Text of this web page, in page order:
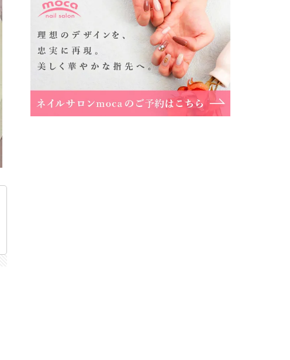
Lee布施店
大阪府東大阪市足代2丁目1-5 モンテノ
ーム布施1F
06-6748-0778
大阪府枚方市岡東町18-15 キューブ枚
方駅前ビル2F-A